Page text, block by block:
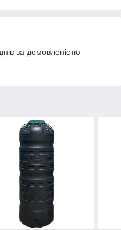
за домовленістю